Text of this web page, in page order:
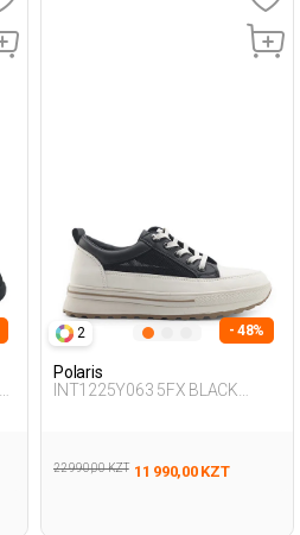
2 - 48%
Polaris
INT1225Y063 5FX BLACK
22 990,00 KZT 11 990,00 KZT